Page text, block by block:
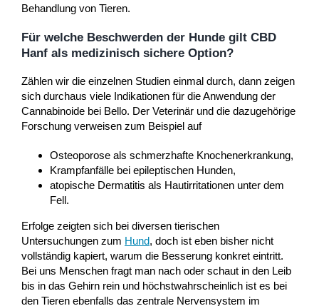
Behandlung von Tieren.
Für welche Beschwerden der Hunde gilt CBD
Hanf als medizinisch sichere Option?
Zählen wir die einzelnen Studien einmal durch, dann zeigen
sich durchaus viele Indikationen für die Anwendung der
Cannabinoide bei Bello. Der Veterinär und die dazugehörige
Forschung verweisen zum Beispiel auf
Osteoporose als schmerzhafte Knochenerkrankung,
Krampfanfälle bei epileptischen Hunden,
atopische Dermatitis als Hautirritationen unter dem
Fell.
Erfolge zeigten sich bei diversen tierischen
Untersuchungen zum Hund, doch ist eben bisher nicht
vollständig kapiert, warum die Besserung konkret eintritt.
Bei uns Menschen fragt man nach oder schaut in den Leib
bis in das Gehirn rein und höchstwahrscheinlich ist es bei
den Tieren ebenfalls das zentrale Nervensystem im